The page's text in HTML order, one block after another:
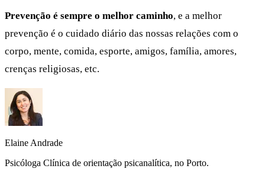
Prevenção é sempre o melhor caminho, e a melhor
prevenção é o cuidado diário das nossas relações com o
corpo, mente, comida, esporte, amigos, família, amores,
crenças religiosas, etc.
Elaine Andrade
Psicóloga Clínica de orientação psicanalítica, no Porto.